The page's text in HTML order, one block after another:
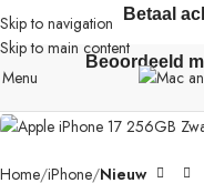
Skip to navigation
Skip to main content
Betaal
Beoordeeld
Menu
Home iPhone Nieuw